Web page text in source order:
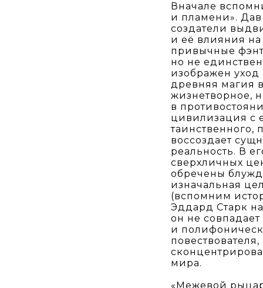
Вначале
и пламени». Дав
создатели
и её влияния
привычные
но не
изображен
древняя магия
жизнетворное,
в
цивилизация с
таинственного,
воссоздает
реальность. В
сверхличных
обречены
изначальная
(вспомним
Эддард Старк
он не
и
мира.
«Межевой